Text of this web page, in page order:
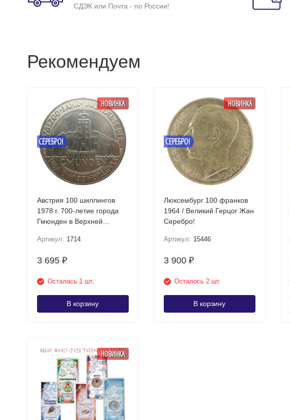
СДЭК или Почта - по России!
Рекомендуем
СЕРЕБРО!
НОВИНКА
Австрия 100 шиллингов
1978 г. 700-летие города
Гмюнден в Верхней
Артикул: 1714
3 695 ₽
Осталась 1 шт.
В корзину
СЕРЕБРО!
НОВИНКА
Люксембург 100 франков
1964 / Великий Герцог Жан
Серебро!
Артикул: 15446
3 900 ₽
Осталось 2 шт.
В корзину
НОВИНКА